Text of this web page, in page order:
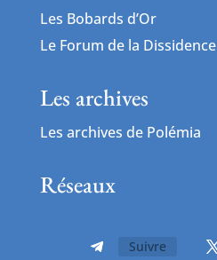
Les Bobards d’Or
Le Forum de la Dissidence
Les archives
Les archives de Polémia
Réseaux
Suivre